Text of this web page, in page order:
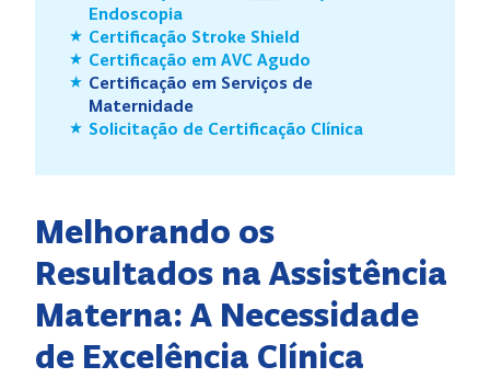
Endoscopia
Certificação Stroke Shield
Certificação em AVC Agudo
Certificação em Serviços de
Maternidade
Solicitação de Certificação Clínica
Melhorando os
Resultados na Assistência
Materna: A Necessidade
de Excelência Clínica